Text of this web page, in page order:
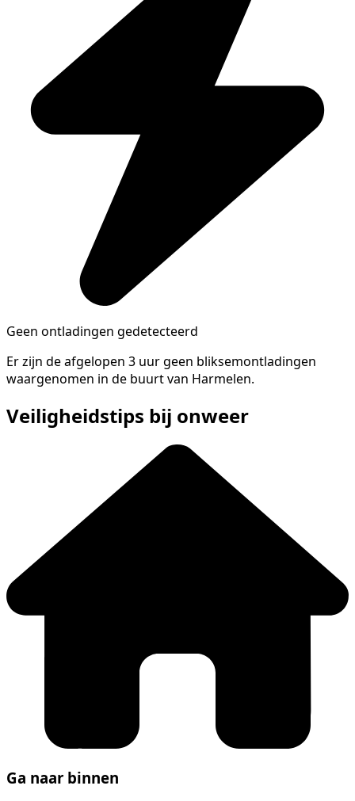
Geen ontladingen gedetecteerd
Er zijn de afgelopen 3 uur geen bliksemontladingen
waargenomen in de buurt van Harmelen.
Veiligheidstips bij onweer
Ga naar binnen